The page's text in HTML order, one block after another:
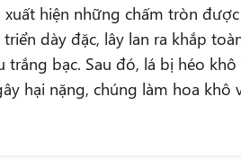
xuất hiện những chấm tròn
dày đặc, lây lan ra khắp
trắng bạc. Sau đó, lá bị héo
hại nặng, chúng làm hoa